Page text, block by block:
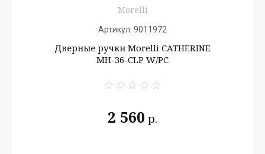
Morelli
Артикул: 9011972
Дверные ручки Morelli CATHERINE
MH-36-CLP W/PC
2 560 р.